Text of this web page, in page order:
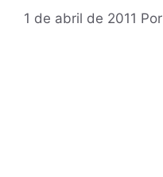
1 de abril de 2011 Por